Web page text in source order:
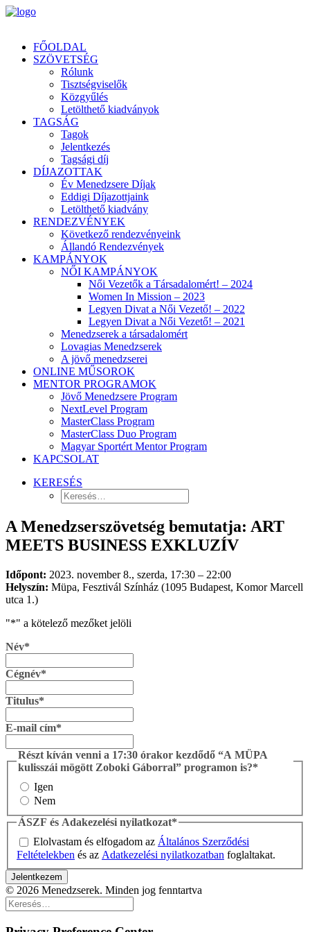
FŐOLDAL
SZÖVETSÉG
Rólunk
Tisztségviselők
Közgyűlés
Letölthető kiadványok
TAGSÁG
Tagok
Jelentkezés
Tagsági díj
DÍJAZOTTAK
Év Menedzsere Díjak
Eddigi Díjazottjaink
Letölthető kiadvány
RENDEZVÉNYEK
Következő rendezvényeink
Állandó Rendezvények
KAMPÁNYOK
NŐI KAMPÁNYOK
Női Vezetők a Társadalomért! – 2024
Women In Mission – 2023
Legyen Divat a Női Vezető! – 2022
Legyen Divat a Női Vezető! – 2021
Menedzserek a társadalomért
Lovagias Menedzserek
A jövő menedzserei
ONLINE MŰSOROK
MENTOR PROGRAMOK
Jövő Menedzsere Program
NextLevel Program
MasterClass Program
MasterClass Duo Program
Magyar Sportért Mentor Program
KAPCSOLAT
KERESÉS
A Menedzserszövetség bemutatja: ART
MEETS BUSINESS EXKLUZÍV
Időpont: 2023. november 8., szerda, 17:30 – 22:00
Helyszín: Müpa, Fesztivál Színház (1095 Budapest, Komor Marcell
utca 1.)
"*" a kötelező mezőket jelöli
Név*
Cégnév*
Titulus*
E-mail cím*
Részt kíván venni a 17:30 órakor kezdődő “A MÜPA
kulisszái mögött Zoboki Gáborral” programon is?*
Igen
Nem
ÁSZF és Adakezelési nyilatkozat*
Elolvastam és elfogadom az Általános Szerződési
Feltételekben és az Adatkezelési nyilatkozatban foglaltakat.
Jelentkezem
© 2026 Menedzserek. Minden jog fenntartva